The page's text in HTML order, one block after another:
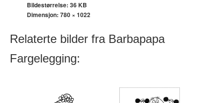
Bildestørrelse: 36 KB
Dimensjon: 780 × 1022
Relaterte bilder fra Barbapapa
Fargelegging: